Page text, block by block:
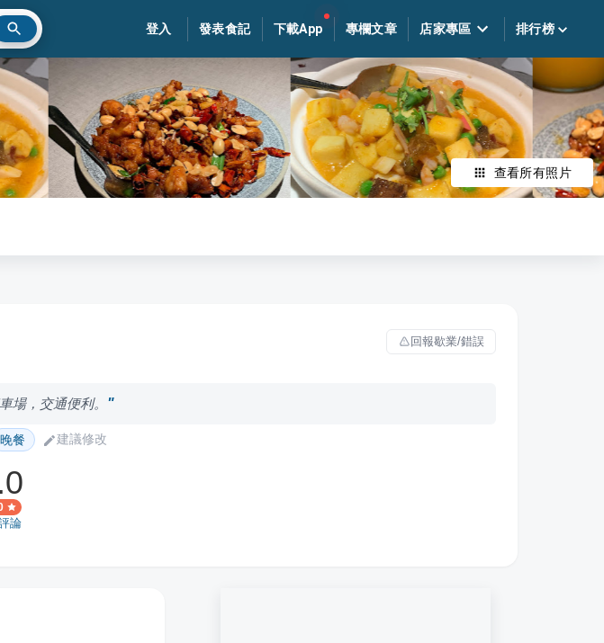
登入 發表食記 下載App 專欄文章 店家專區 排行榜
查看所有照片
回報歇業/錯誤
場，交通便利。
晚餐 建議修改
論